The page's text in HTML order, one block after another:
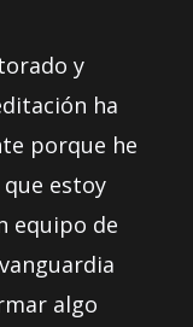
y
ha
porque he
estoy
equipo de
algo